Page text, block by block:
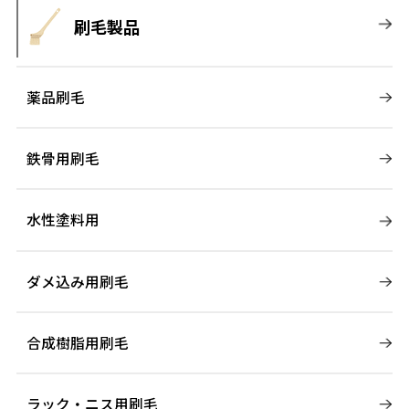
刷毛製品
薬品刷毛
鉄骨用刷毛
水性塗料用
ダメ込み用刷毛
合成樹脂用刷毛
ラック・ニス用刷毛